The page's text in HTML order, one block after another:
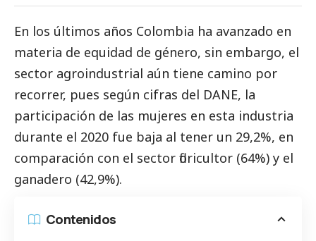
En los últimos años Colombia ha avanzado en
materia de equidad de género, sin embargo, el
sector agroindustrial aún tiene camino por
recorrer, pues según cifras del DANE, la
participación de las mujeres en esta industria
durante el 2020 fue baja al tener un 29,2%, en
comparación con el sector floricultor (64%) y el
ganadero (42,9%).
Contenidos